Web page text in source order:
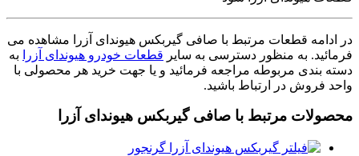
در ادامه قطعات مرتبط با صافی گیربکس هیوندای آزرا مشاهده می
فرمائید. به منظور دسترسی به سایر قطعات خودرو هیوندای آزرا
به
دسته بندی مربوطه مراجعه فرمائید و یا جهت خرید هر محصولی با
واحد فروش در ارتباط باشید.
محصولات مرتبط با صافی گیربکس هیوندای آزرا